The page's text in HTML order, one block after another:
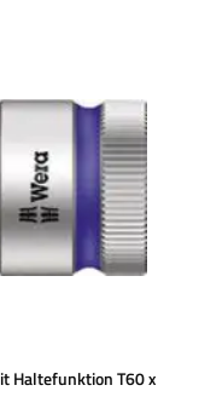
Haltefunktion T60 x